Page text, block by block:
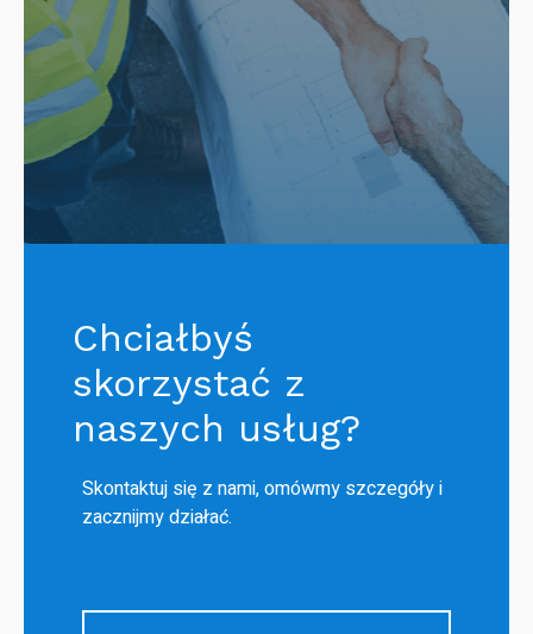
Chciałbyś
skorzystać z
naszych usług?
Skontaktuj się z nami, omówmy szczegóły i
zacznijmy działać.